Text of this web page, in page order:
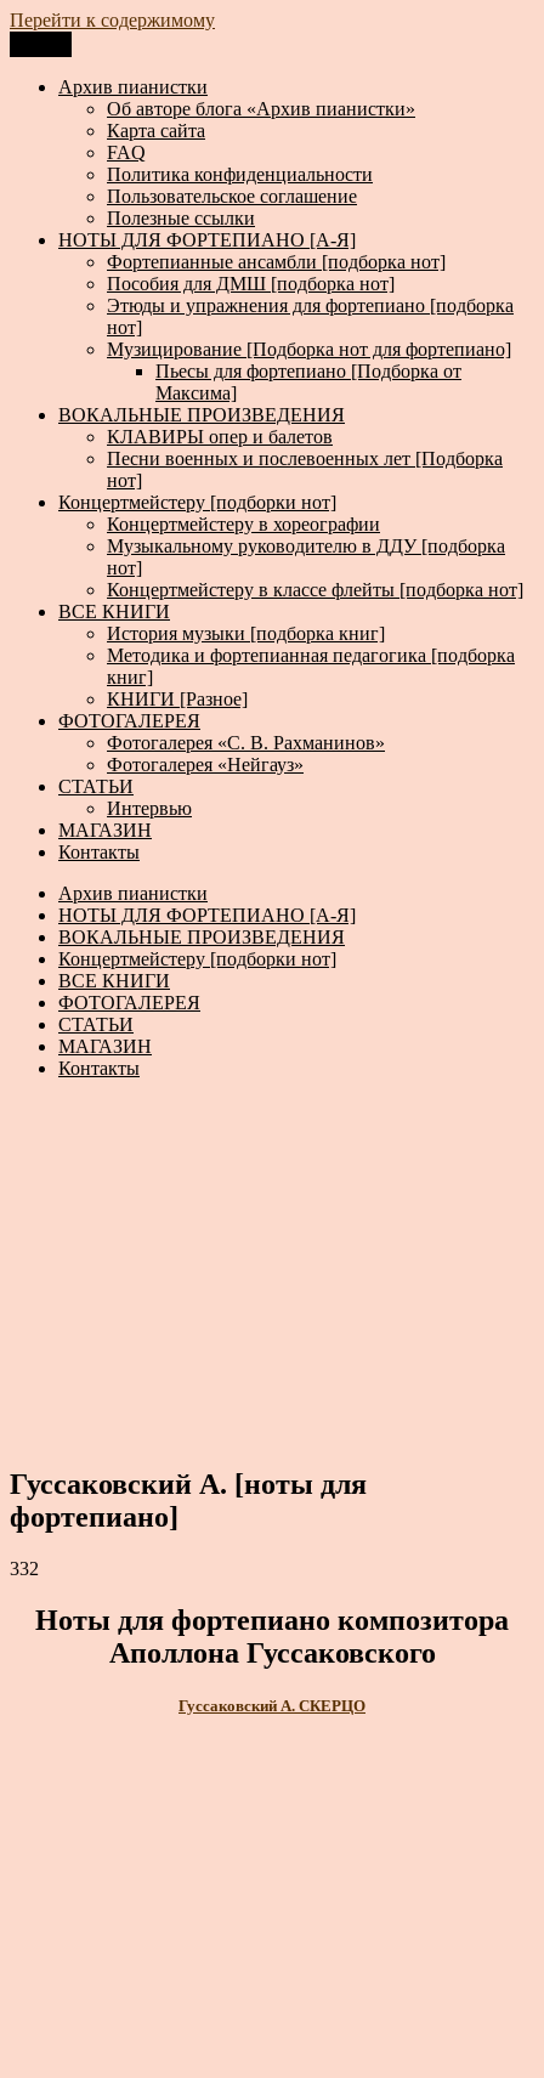
Перейти к содержимому
Архив пианистки
Всё для пианистов: ноты, книги, музыка, статьи…
Архив пианистки
Об авторе блога «Архив пианистки»
Карта сайта
FAQ
Политика конфиденциальности
Пользовательское соглашение
Полезные ссылки
НОТЫ ДЛЯ ФОРТЕПИАНО [А-Я]
Фортепианные ансамбли [подборка нот]
Пособия для ДМШ [подборка нот]
Этюды и упражнения для фортепиано [подборка
нот]
Музицирование [Подборка нот для фортепиано]
Пьесы для фортепиано [Подборка от
Максима]
ВОКАЛЬНЫЕ ПРОИЗВЕДЕНИЯ
КЛАВИРЫ опер и балетов
Песни военных и послевоенных лет [Подборка
нот]
Концертмейстеру [подборки нот]
Концертмейстеру в хореографии
Музыкальному руководителю в ДДУ [подборка
нот]
Концертмейстеру в классе флейты [подборка нот]
ВСЕ КНИГИ
История музыки [подборка книг]
Методика и фортепианная педагогика [подборка
книг]
КНИГИ [Разное]
ФОТОГАЛЕРЕЯ
Фотогалерея «С. В. Рахманинов»
Фотогалерея «Нейгауз»
СТАТЬИ
Интервью
МАГАЗИН
Контакты
Архив пианистки
НОТЫ ДЛЯ ФОРТЕПИАНО [А-Я]
ВОКАЛЬНЫЕ ПРОИЗВЕДЕНИЯ
Концертмейстеру [подборки нот]
ВСЕ КНИГИ
ФОТОГАЛЕРЕЯ
СТАТЬИ
МАГАЗИН
Контакты
Гуссаковский А. [ноты для
фортепиано]
332
Ноты для фортепиано композитора
Аполлона Гуссаковского
Гуссаковский А. СКЕРЦО